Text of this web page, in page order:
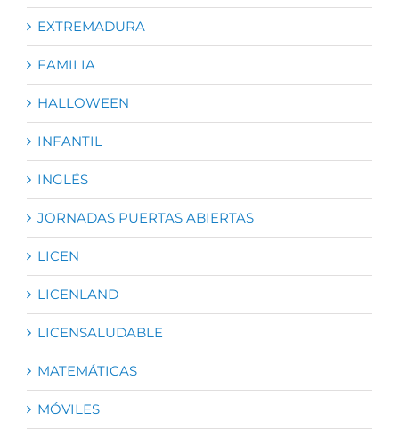
EXTREMADURA
FAMILIA
HALLOWEEN
INFANTIL
INGLÉS
JORNADAS PUERTAS ABIERTAS
LICEN
LICENLAND
LICENSALUDABLE
MATEMÁTICAS
MÓVILES